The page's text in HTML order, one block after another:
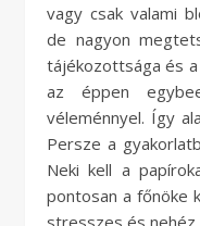
vagy csak valami
de nagyon
tájékozottsága és
az éppen
véleménnyel. Így
Persze a
Neki kell a
pontosan a főnöke
stresszes és